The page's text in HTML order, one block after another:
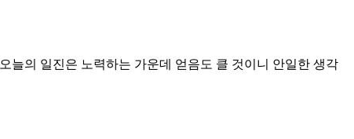
늘의 일진은 노력하는 가운데 얻음도 클 것이니 안일한 생각